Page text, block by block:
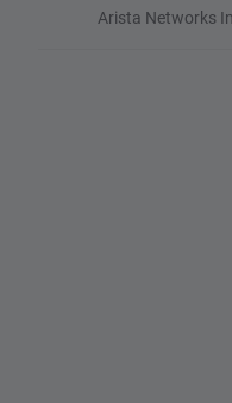
Arista Networks